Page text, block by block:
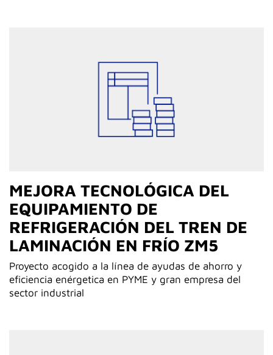
MEJORA TECNOLÓGICA DEL
EQUIPAMIENTO DE
REFRIGERACIÓN DEL TREN DE
LAMINACIÓN EN FRÍO ZM5
Proyecto acogido a la línea de ayudas de ahorro y
eficiencia enérgetica en PYME y gran empresa del
sector industrial